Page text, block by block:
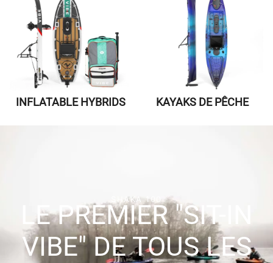
INFLATABLE HYBRIDS KAYAKS DE PÊCHE
LE PREMIER "SIT-IN
VIBE" DE TOUS LES
SHAKA 100